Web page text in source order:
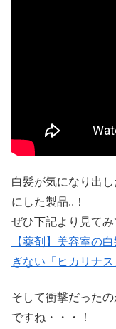
白髪が気になり出
にした製品..！
ぜひ下記より見てみ
【薬剤】美容室の
ぎない「ヒカリナ
そして衝撃だった
ですね・・・！